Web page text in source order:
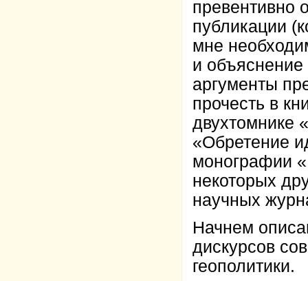
превентивно
публикации
мне
и
аргументы
прочесть в
двухтомнике
«Обретение
монографии
некоторых
научных
Начнем
дискурсов
геополитики.